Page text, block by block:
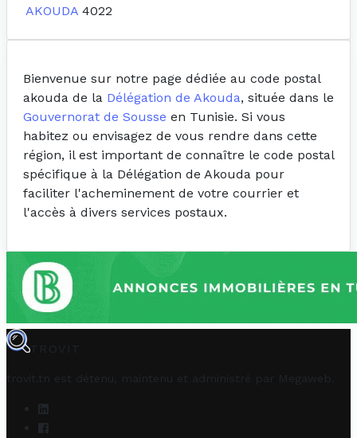
AKOUDA 4022
Bienvenue sur notre page dédiée au code postal
akouda de la Délégation de Akouda, située dans le
Gouvernorat de Sousse en Tunisie. Si vous
habitez ou envisagez de vous rendre dans cette
région, il est important de connaître le code postal
spécifique à la Délégation de Akouda pour
faciliter l'acheminement de votre courrier et
l'accès à divers services postaux.
TROVIT
trovit.tn est détenu, maintenu et administré par Megaweb